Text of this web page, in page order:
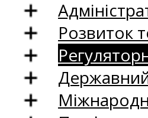
Розвиток
Державний